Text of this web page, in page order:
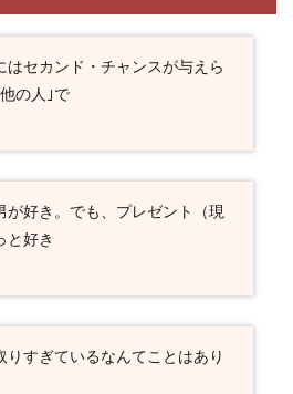
はセカンド・チャンスが与えら
の人｣で
が好き。でも、プレゼント（現
と好き
すぎているなんてことはあり